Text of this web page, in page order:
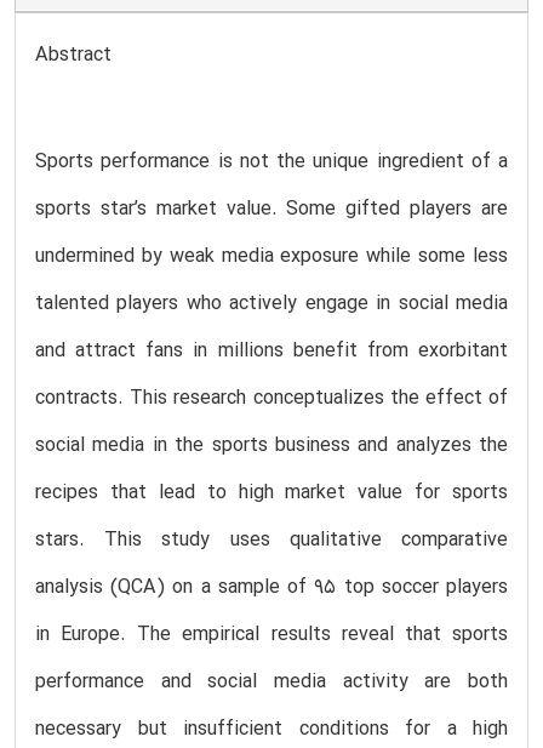
Abstract
Sports performance is not the unique ingredient of a
sports star’s market value. Some gifted players are
undermined by weak media exposure while some less
talented players who actively engage in social media
and attract fans in millions benefit from exorbitant
contracts. This research conceptualizes the effect of
social media in the sports business and analyzes the
recipes that lead to high market value for sports
stars. This study uses qualitative comparative
analysis (QCA) on a sample of 95 top soccer players
in Europe. The empirical results reveal that sports
performance and social media activity are both
necessary but insufficient conditions for a high